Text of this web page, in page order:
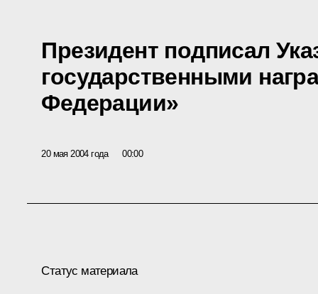
Президент подписал
государственными
Федерации»
20 мая 2004 года 00:00
Статус материала